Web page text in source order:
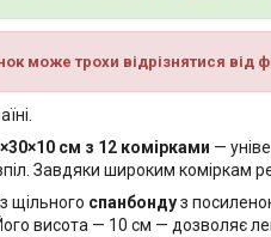
може трохи відрізнятися від
см з 12 комірками —
Завдяки широким коміркам
щільного спанбондуз
висота — 10 см — дозволяє